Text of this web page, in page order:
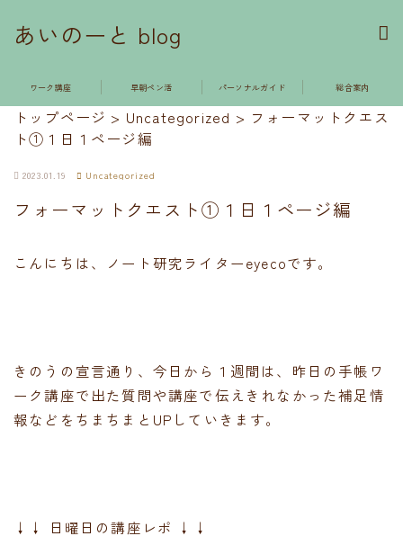
あいのーと blog
ワーク講座 早朝ペン活 パーソナルガイド 総合案内
トップページ > Uncategorized > フォーマットクエス
ト①１日１ページ編
2023.01.19 Uncategorized
フォーマットクエスト①１日１ページ編
こんにちは、ノート研究ライターeyecoです。
きのうの宣言通り、今日から１週間は、昨日の手帳ワ
ーク講座で出た質問や講座で伝えきれなかった補足情
報などをちまちまとUPしていきます。
↓↓ 日曜日の講座レポ ↓↓